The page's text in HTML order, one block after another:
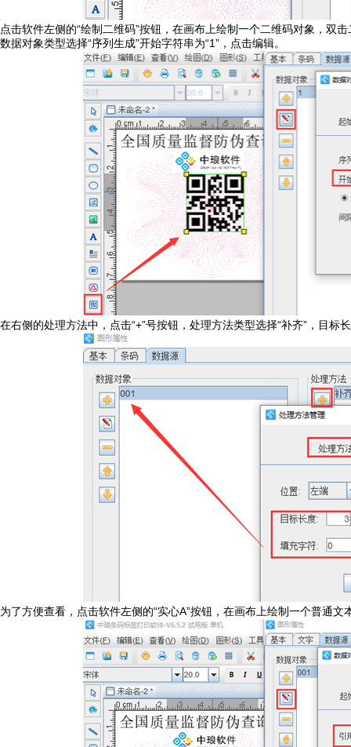
点击软件左侧的“绘制二维码”按钮，在画布上绘制一个二维码对象，双
数据对象类型选择“序列生成”开始字符串为“1”，点击编辑。
在右侧的处理方法中，点击“+”号按钮，处理方法类型选择“补齐”，目标
为了方便查看，点击软件左侧的“实心A”按钮，在画布上绘制一个普通